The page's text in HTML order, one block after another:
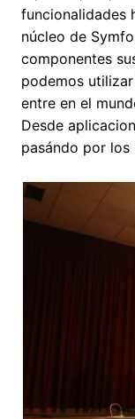
funcionalidades
núcleo de
componentes
podemos
entre en el
Desde
pasándo por los